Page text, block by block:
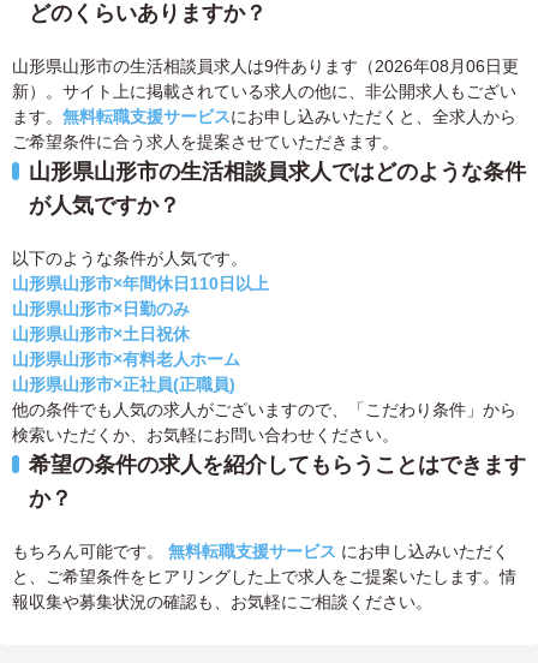
どのくらいありますか？
山形県山形市の生活相談員求人は9件あります（2026年08月06日更
新）。サイト上に掲載されている求人の他に、非公開求人もござい
ます。 無料転職支援サービスにお申し込みいただくと、全求人から
ご希望条件に合う求人を提案させていただきます。
山形県山形市の生活相談員求人ではどのような条件
が人気ですか？
以下のような条件が人気です。
山形県山形市×年間休日110日以上
山形県山形市×日勤のみ
山形県山形市×土日祝休
山形県山形市×有料老人ホーム
山形県山形市×正社員(正職員)
他の条件でも人気の求人がございますので、「こだわり条件」から
検索いただくか、お気軽にお問い合わせください。
希望の条件の求人を紹介してもらうことはできます
か？
もちろん可能です。 無料転職支援サービス にお申し込みいただく
と、ご希望条件をヒアリングした上で求人をご提案いたします。情
報収集や募集状況の確認も、お気軽にご相談ください。